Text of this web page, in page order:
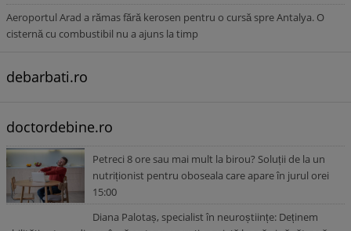
Aeroportul Arad a rămas fără kerosen pentru o cursă spre Antalya. O
cisternă cu combustibil nu a ajuns la timp
debarbati.ro
doctordebine.ro
Petreci 8 ore sau mai mult la birou? Soluții de la un
nutriționist pentru oboseala care apare în jurul orei
15:00
Diana Palotaș, specialist în neuroștiințe: Deținem